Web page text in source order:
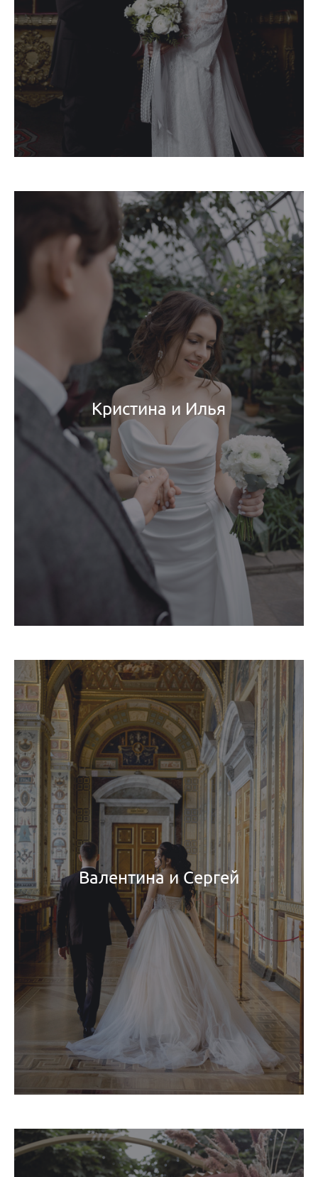
Кристина и Илья
Валентина и Сергей